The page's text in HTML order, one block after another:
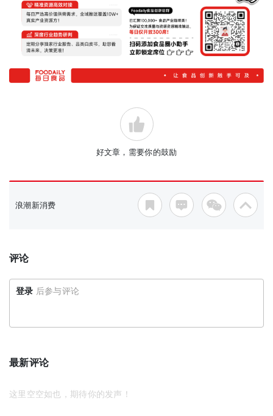
好文章，需要你的鼓励
浪潮新消费
评论
登录 后参与评论
最新评论
这里空空如也，期待你的发声！